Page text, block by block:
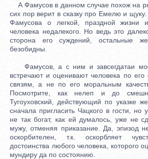
А Фамусов в данном случае похож на
сих пор верит в сказку про Емелю и
Фамусова о легкой, праздной жизни
человека недалекого. Но ведь это
сторона его суждений, остальные
безобидны.
Фамусов, а с ним и завсегдатаи
встречают и оценивают человека по его
связям, а не по его моральным
Посмотрите, как нелеп и до
Тугоуховский, действующий по указке
сначала пригласить Чацкого в гости, но
не так богат, как ей думалось, уже не
мужу, отменяя приказание. Да, эпизод
оскорбителен, т.к. оскорбляет
достоинства любого человека, которого
мундиру да по состоянию.